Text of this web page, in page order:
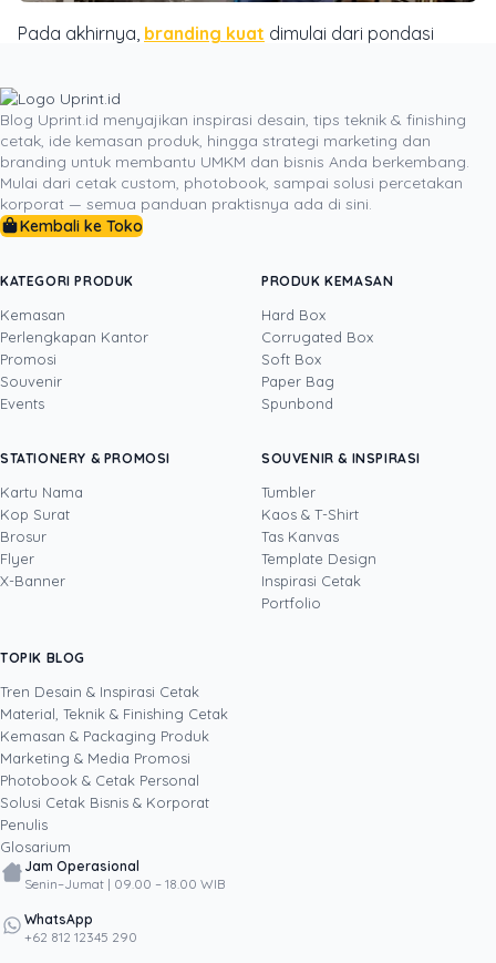
Pada akhirnya, branding kuat dimulai dari pondasi
setiap materi cetak yang Anda berikan kepada
pelanggan. Jangan pernah menganggap remeh detail
sekecil apa pun. Mulailah hari ini dengan mengevaluasi
kembali kualitas hasil cetak Anda. Pastikan warna
konsisten, gambar tajam, dan materialnya tepat.
Denganmindset hasil cetak maksimal
juga diingat dan dicintai.
DITULIS OLEH
· Cofounder
Uprint.id, pakar dengan pengalaman lebih dari
20 tahun yang menguasai tiga disiplin
sekaligus: produksi percetakan dan kemasan
(offset, digital printing, quality control), digital
marketing, serta pemrograman dan AI. Ia
memahami bisnis cetak langsung dari lantai
produksi sampai baris kode, dari menghitung
sampai kemasan produk, selalu dengan
kacamata data dan dampak bisnis nyata.
Lihat profil →
Popular
Blog Uprint.id menyajikan inspirasi desain, tips teknik & finishing
cetak, ide kemasan produk, hingga strategi marketing dan
branding untuk membantu UMKM dan bisnis Anda berkembang.
Mulai dari cetak custom, photobook, sampai solusi percetakan
korporat — semua panduan praktisnya ada di sini.
Kembali ke Toko
KATEGORI PRODUK
Kemasan
Perlengkapan Kantor
Promosi
Souvenir
Events
PRODUK KEMASAN
Hard Box
Corrugated Box
Soft Box
Paper Bag
Spunbond
STATIONERY & PROMOSI
Kartu Nama
Kop Surat
Brosur
Flyer
X-Banner
SOUVENIR & INSPIRASI
Tumbler
Kaos & T-Shirt
Tas Kanvas
Template Design
Inspirasi Cetak
Portfolio
TOPIK BLOG
Tren Desain & Inspirasi Cetak
Material, Teknik & Finishing Cetak
Kemasan & Packaging Produk
Marketing & Media Promosi
Photobook & Cetak Personal
Solusi Cetak Bisnis & Korporat
Penulis
Glosarium
Jam Operasional
Senin–Jumat | 09.00 – 18.00 WIB
WhatsApp
+62 812 12345 290